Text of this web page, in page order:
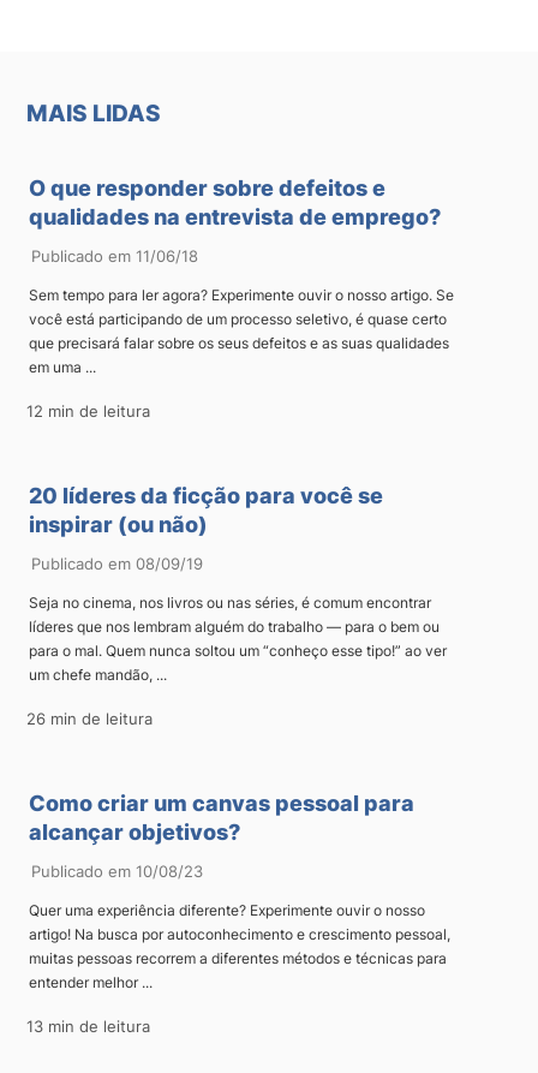
MAIS LIDAS
O que responder sobre defeitos e
qualidades na entrevista de emprego?
Publicado em 11/06/18
Sem tempo para ler agora? Experimente ouvir o nosso artigo. Se
você está participando de um processo seletivo, é quase certo
que precisará falar sobre os seus defeitos e as suas qualidades
em uma ...
12 min de leitura
20 líderes da ficção para você se
inspirar (ou não)
Publicado em 08/09/19
Seja no cinema, nos livros ou nas séries, é comum encontrar
líderes que nos lembram alguém do trabalho — para o bem ou
para o mal. Quem nunca soltou um “conheço esse tipo!” ao ver
um chefe mandão, ...
26 min de leitura
Como criar um canvas pessoal para
alcançar objetivos?
Publicado em 10/08/23
Quer uma experiência diferente? Experimente ouvir o nosso
artigo! Na busca por autoconhecimento e crescimento pessoal,
muitas pessoas recorrem a diferentes métodos e técnicas para
entender melhor ...
13 min de leitura